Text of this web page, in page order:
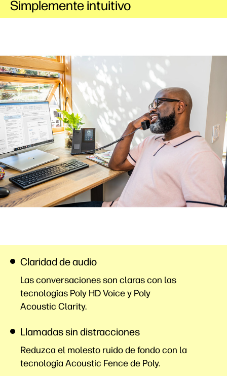
Simplemente intuitivo
Claridad de audio
Las conversaciones son claras con las
tecnologías Poly HD Voice y Poly
Acoustic Clarity.
Llamadas sin distracciones
Reduzca el molesto ruido de fondo con la
tecnología Acoustic Fence de Poly.